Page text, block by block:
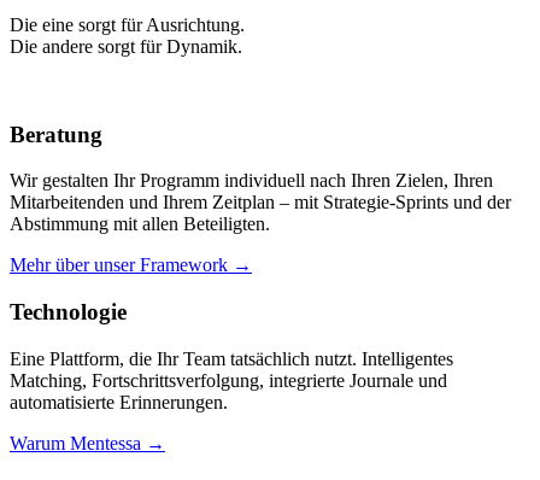
Die eine sorgt für Ausrichtung.
Die andere sorgt für Dynamik.
Beratung
Wir gestalten Ihr Programm individuell nach Ihren Zielen, Ihren
Mitarbeitenden und Ihrem Zeitplan – mit Strategie-Sprints und der
Abstimmung mit allen Beteiligten.
Mehr über unser Framework →
Technologie
Eine Plattform, die Ihr Team tatsächlich nutzt. Intelligentes
Matching, Fortschrittsverfolgung, integrierte Journale und
automatisierte Erinnerungen.
Warum Mentessa →